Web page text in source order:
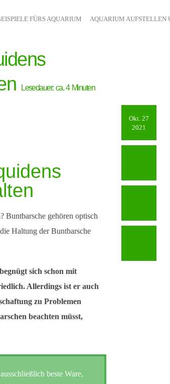
FÜRS AQUARIUM AQUARIUM AUFSTELLEN
Lesedauer: ca.4Minuten
Okt. 27
2021
Buntbarsche gehören optisch
Haltung der Buntbarsche
sich schon mit
Allerdings ist er auch
zu Problemen
beachten müsst,
beste Ware,